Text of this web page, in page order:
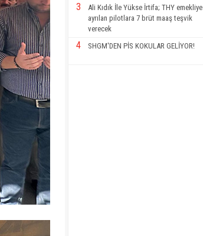
3
Ali Kıdık İle Yükse İrtifa; THY emekliye
ayrılan pilotlara 7 brüt maaş teşvik
verecek
4 SHGM'DEN PİS KOKULAR GELİYOR!